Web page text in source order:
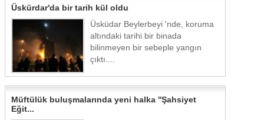
Üskürdar'da bir tarih kül oldu
Üsküdar Beylerbeyi 'nde, koruma
altındaki tarihi bir binada
bilinmeyen bir sebeple yangın
çıktı....
Müftülük buluşmalarında yeni halka ''Şahsiyet
Eğit...